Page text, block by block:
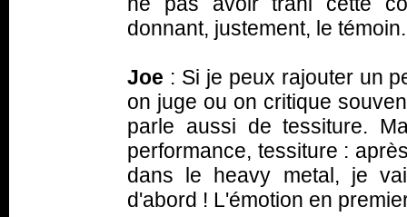
donnant, justement, le témoin.
Joe : Si je peux rajouter un
on juge ou on critique
parle aussi de tessiture.
performance, tessiture :
dans le heavy metal, je
d'abord ! L'émotion en